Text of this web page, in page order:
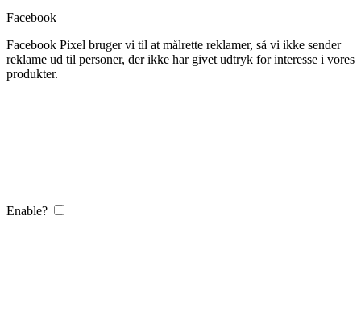
Facebook
Facebook Pixel bruger vi til at målrette reklamer, så vi ikke sender
reklame ud til personer, der ikke har givet udtryk for interesse i vores
produkter.
Enable?